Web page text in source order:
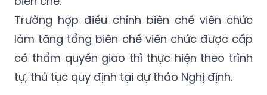
làm tăng tổng biên chế viên chức được cấp
có thẩm quyền giao thì thực hiện theo trình
tự, thủ tục quy định tại dự thảo Nghị định.
Thanh Hà